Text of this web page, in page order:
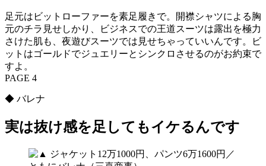
足元はビットローファーを素足履きで。開襟シャツによる胸
元のチラ見せしかり、ビジネスでの王道スーツは露出を極力
さけた肌も、夜遊びスーツでは見せちゃっていいんです。ビ
ットはゴールドでジュエリーとシンクロさせるのがお約束で
すよ。
PAGE 4
◆ バレナ
実は抜け感を足してもイケるんです